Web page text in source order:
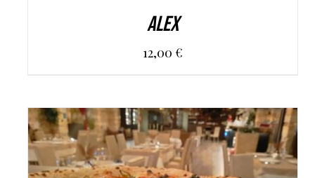
Alex
12,00 €